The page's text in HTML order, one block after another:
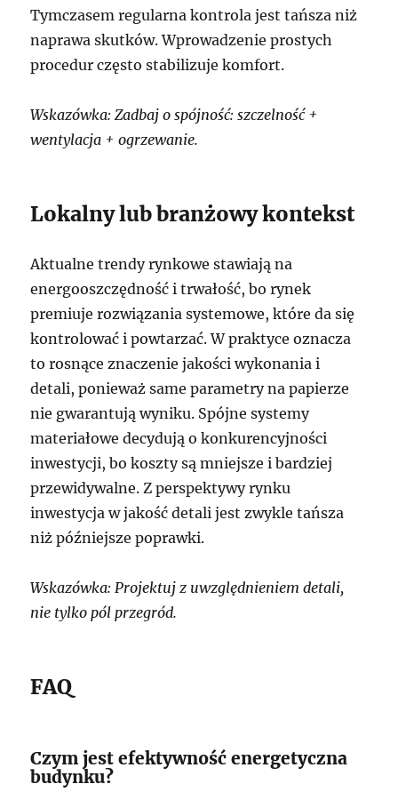
Tymczasem regularna kontrola jest tańsza niż
naprawa skutków. Wprowadzenie prostych
procedur często stabilizuje komfort.
Wskazówka: Zadbaj o spójność: szczelność +
wentylacja + ogrzewanie.
Lokalny lub branżowy kontekst
Aktualne trendy rynkowe stawiają na
energooszczędność i trwałość, bo rynek
premiuje rozwiązania systemowe, które da się
kontrolować i powtarzać. W praktyce oznacza
to rosnące znaczenie jakości wykonania i
detali, ponieważ same parametry na papierze
nie gwarantują wyniku. Spójne systemy
materiałowe decydują o konkurencyjności
inwestycji, bo koszty są mniejsze i bardziej
przewidywalne. Z perspektywy rynku
inwestycja w jakość detali jest zwykle tańsza
niż późniejsze poprawki.
Wskazówka: Projektuj z uwzględnieniem detali,
nie tylko pól przegród.
FAQ
Czym jest efektywność energetyczna
budynku?